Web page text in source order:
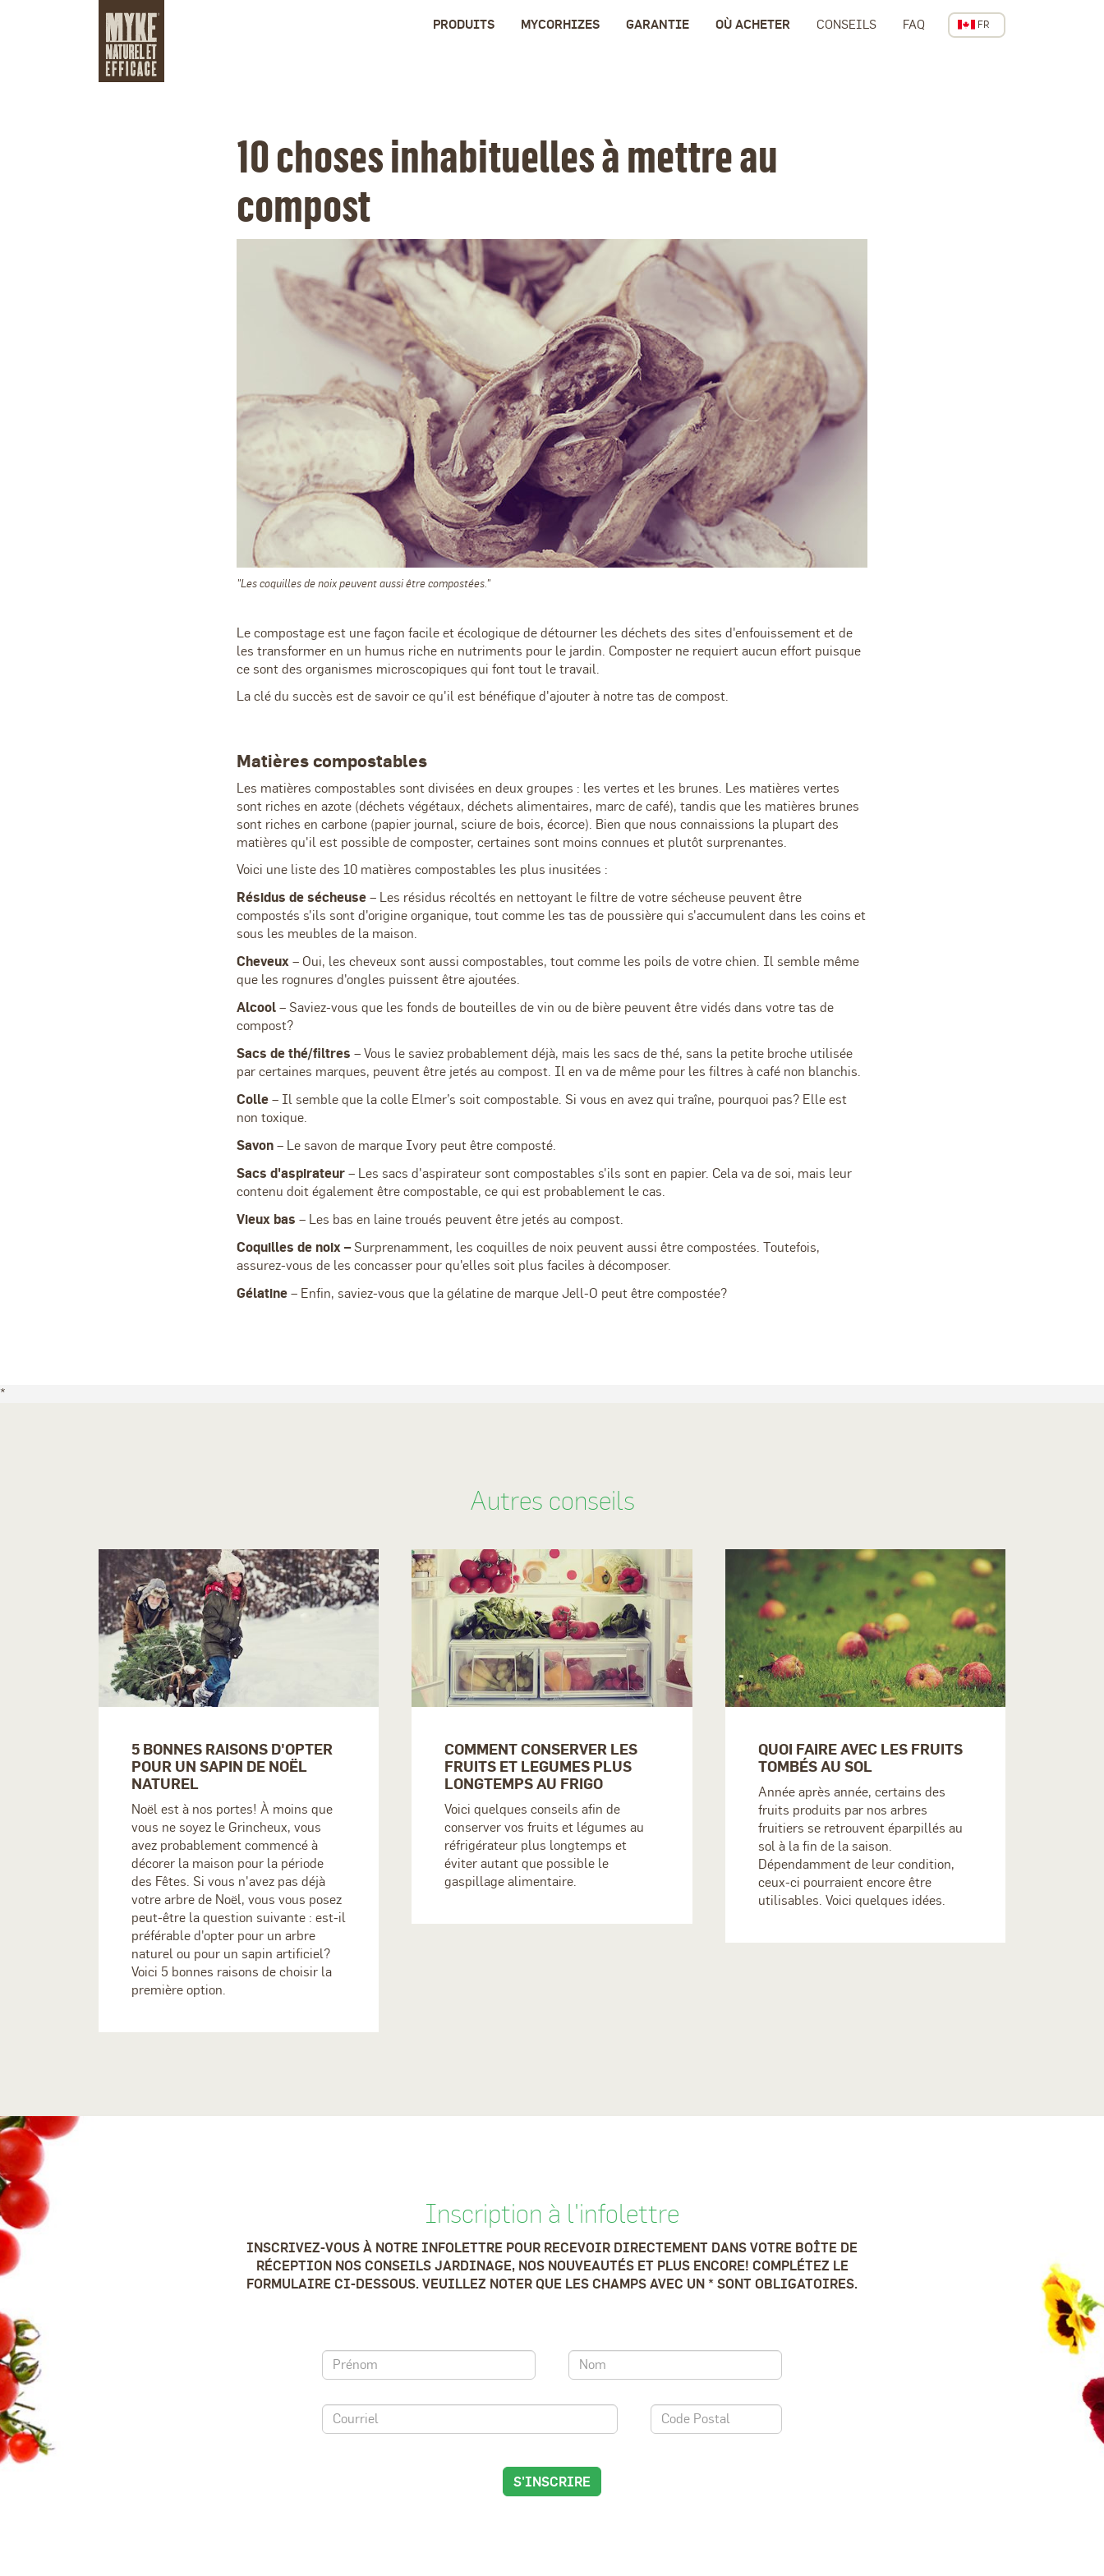
PRODUITS MYCORHIZES GARANTIE OÙ ACHETER CONSEILS FAQ
CANADA FR
10 choses inhabituelles à mettre au
compost
"Les coquilles de noix peuvent aussi être compostées."
Le compostage est une façon facile et écologique de détourner les déchets des sites d'enfouissement et de
les transformer en un humus riche en nutriments pour le jardin. Composter ne requiert aucun effort puisque
ce sont des organismes microscopiques qui font tout le travail.
La clé du succès est de savoir ce qu'il est bénéfique d'ajouter à notre tas de compost.
Matières compostables
Les matières compostables sont divisées en deux groupes : les vertes et les brunes. Les matières vertes
sont riches en azote (déchets végétaux, déchets alimentaires, marc de café), tandis que les matières brunes
sont riches en carbone (papier journal, sciure de bois, écorce). Bien que nous connaissions la plupart des
matières qu'il est possible de composter, certaines sont moins connues et plutôt surprenantes.
Voici une liste des 10 matières compostables les plus inusitées :
Résidus de sécheuse – Les résidus récoltés en nettoyant le filtre de votre sécheuse peuvent être
compostés s'ils sont d'origine organique, tout comme les tas de poussière qui s'accumulent dans les coins et
sous les meubles de la maison.
Cheveux – Oui, les cheveux sont aussi compostables, tout comme les poils de votre chien. Il semble même
que les rognures d'ongles puissent être ajoutées.
Alcool – Saviez-vous que les fonds de bouteilles de vin ou de bière peuvent être vidés dans votre tas de
compost?
Sacs de thé/filtres – Vous le saviez probablement déjà, mais les sacs de thé, sans la petite broche utilisée
par certaines marques, peuvent être jetés au compost. Il en va de même pour les filtres à café non blanchis.
Colle – Il semble que la colle Elmer’s soit compostable. Si vous en avez qui traîne, pourquoi pas? Elle est
non toxique.
Savon – Le savon de marque Ivory peut être composté.
Sacs d'aspirateur – Les sacs d'aspirateur sont compostables s'ils sont en papier. Cela va de soi, mais leur
contenu doit également être compostable, ce qui est probablement le cas.
Vieux bas – Les bas en laine troués peuvent être jetés au compost.
Coquilles de noix –Surprenamment, les coquilles de noix peuvent aussi être compostées. Toutefois,
assurez-vous de les concasser pour qu'elles soit plus faciles à décomposer.
Gélatine – Enfin, saviez-vous que la gélatine de marque Jell-O peut être compostée?
*
Autres conseils
5 BONNES RAISONS D'OPTER
POUR UN SAPIN DE NOËL
NATUREL
Noël est à nos portes! À moins que
vous ne soyez le Grincheux, vous
avez probablement commencé à
décorer la maison pour la période
des Fêtes. Si vous n'avez pas déjà
votre arbre de Noël, vous vous posez
peut-être la question suivante : est-il
préférable d'opter pour un arbre
naturel ou pour un sapin artificiel?
Voici 5 bonnes raisons de choisir la
première option.
COMMENT CONSERVER LES
FRUITS ET LEGUMES PLUS
LONGTEMPS AU FRIGO
Voici quelques conseils afin de
conserver vos fruits et légumes au
réfrigérateur plus longtemps et
éviter autant que possible le
gaspillage alimentaire.
QUOI FAIRE AVEC LES FRUITS
TOMBÉS AU SOL
Année après année, certains des
fruits produits par nos arbres
fruitiers se retrouvent éparpillés au
sol à la fin de la saison.
Dépendamment de leur condition,
ceux-ci pourraient encore être
utilisables. Voici quelques idées.
Inscription à l'infolettre
INSCRIVEZ-VOUS À NOTRE INFOLETTRE POUR RECEVOIR DIRECTEMENT DANS VOTRE BOÎTE DE
RÉCEPTION NOS CONSEILS JARDINAGE, NOS NOUVEAUTÉS ET PLUS ENCORE! COMPLÉTEZ LE
FORMULAIRE CI-DESSOUS. VEUILLEZ NOTER QUE LES CHAMPS AVEC UN * SONT OBLIGATOIRES.
S'INSCRIRE